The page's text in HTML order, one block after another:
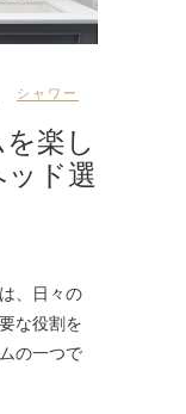
シャワー
楽し
ド選
な役割を
の一つで